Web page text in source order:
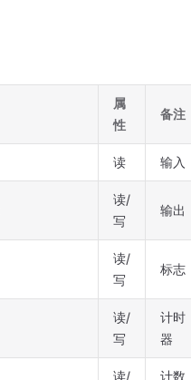
属
性
备注
读 输入
读/
写
输出
读/
写
标志
读/
写
计时
器
读/
计数